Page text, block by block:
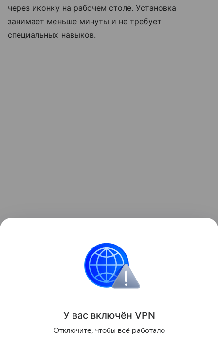
через иконку на рабочем столе. Установка
занимает меньше минуты и не требует
специальных навыков.
Просто откройте Safari, перейдите на web.kuper.ru,
добавьте сайт на экран «Домой» — и вы снова
можете заказывать доставку с «Купером» в один
Поделиться
У вас включён VPN
Отключите, чтобы всё работало